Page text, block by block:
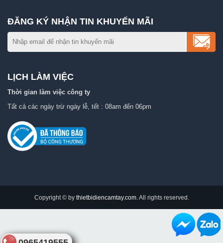
ĐĂNG KÝ NHẬN TIN KHUYẾN MÃI
LỊCH LÀM VIỆC
Thời gian làm việc công ty
Tất cả các ngày trừ ngày lễ, tết : 08am đến 06pm
Copyright © by thietbidiencamtay.com. All rights reserved.